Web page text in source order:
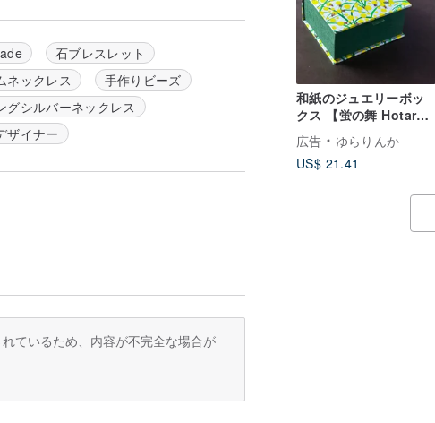
和紙のジュエリーボッ
クス 【蛍の舞 Hotaru
no Mai 】ブレスレット
ケース アクセサリーケ
ース マグネット付き ギ
広告
ゆらりんか
US$ 21.41
石ブレスレット
ネックレス
手作りビーズ
グシルバーネックレス
ザイナー
ているため、内容が不完全な場合が